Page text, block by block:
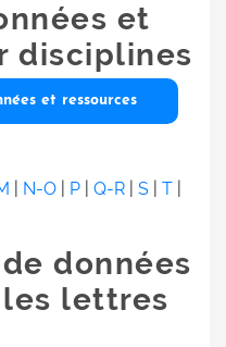
et
disciplines
et ressources
N-O P Q-R S T
données
lettres